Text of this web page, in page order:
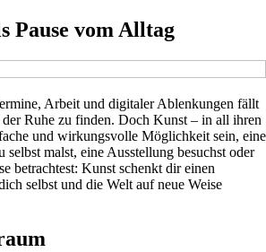
Pause vom Alltag
Arbeit und digitaler Ablenkungen fällt
Ruhe zu finden. Doch Kunst – in all ihren
und wirkungsvolle Möglichkeit sein, eine
selbst malst, eine Ausstellung besuchst oder
betrachtest: Kunst schenkt dir einen
selbst und die Welt auf neue Weise